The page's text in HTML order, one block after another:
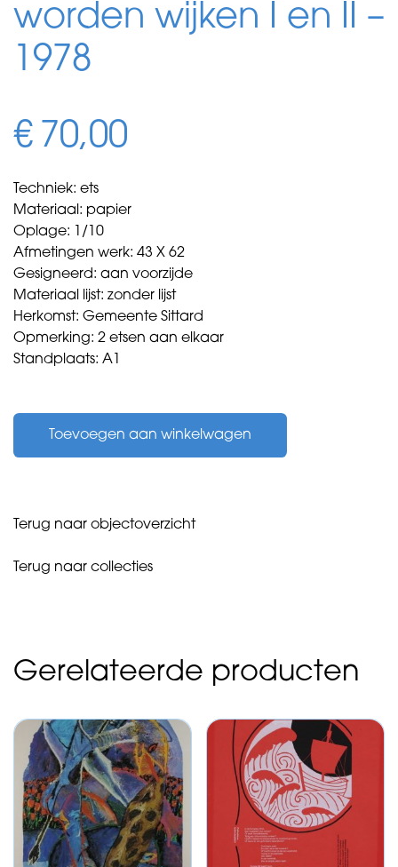
worden wijken I en II –
1978
€ 70,00
Techniek: ets
Materiaal: papier
Oplage: 1/10
Afmetingen werk: 43 X 62
Gesigneerd: aan voorzijde
Materiaal lijst: zonder lijst
Herkomst: Gemeente Sittard
Opmerking: 2 etsen aan elkaar
Standplaats: A1
Harry
-
wijken
en
Toevoegen aan winkelwagen
Terug naar objectoverzicht
Terug naar collecties
Gerelateerde producten